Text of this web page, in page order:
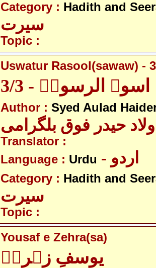
Category : Hadith and
سیرت
Topic :
Uswatur Rasool(sawaw) -
اسوۃ الرسولؐ - 3/3
Author : Syed Aulad
حیدر فوق بلگرامی
Translator :
Language : Urdu - اردو
Category : Hadith and
سیرت
Topic :
Yousaf e Zehra(sa)
یوسفِ زہراؑ